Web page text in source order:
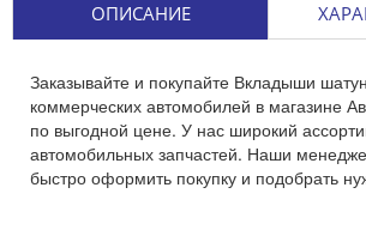
ОПИСАНИЕ
Заказывайте и покупайте Вкладыши
коммерческих автомобилей в магазине
по выгодной цене. У нас широкий
автомобильных запчастей. Наши
быстро оформить покупку и подобрать